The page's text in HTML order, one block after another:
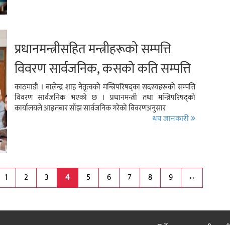
प्रधानमन्त्रीसहित मन्त्रीहरूको सम्पत्ति
विवरण सार्वजनिक, कसको कति सम्पत्ति
?
काठमाडौं । बालेन्द्र शाह नेतृत्वको मन्त्रिपरिषद्का सदस्यहरूको सम्पत्ति
विवरण सार्वजनिक भएको छ । प्रधानमन्त्री तथा मन्त्रिपरिषद्को
कार्यालयले आइतबार साँझ सार्वजनिक गरेको विवरणअनुसार
थप जानकारी
1 2 3 4 5 6 7 8 9 ››